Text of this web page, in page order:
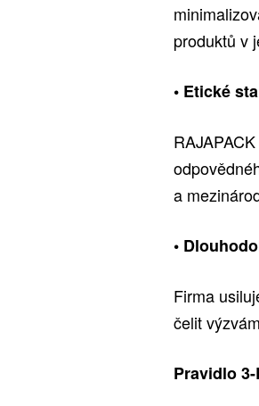
produktů v
• Etické
a
•
Firma
čelit
Pravidlo